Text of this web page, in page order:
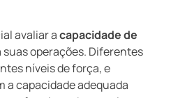
avaliar acapacidade de
suas operações. Diferentes
níveis de força, e
a capacidade adequada